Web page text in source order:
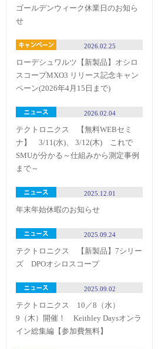
ゴールデンウィーク休業日のお知ら
せ
2026.02.25
ローデシュワルツ【新製品】オシロ
スコープMXO3 リリース記念キャン
ペーン(2026年4月15日まで)
2026.02.04
テクトロニクス 【無料WEBセミ
ナ】 3/11(水)、 3/12(木) これで
SMUが分かる～仕組みから測定事例
まで～
2025.12.01
年末年始休暇のお知らせ
2025.09.24
テクトロニクス 【新製品】7シリー
ズ DPOオシロスコープ
2025.09.02
テクトロニクス 10／8（水）
9（木）開催！ Keithley Daysオンラ
イン総集編【参加費無料】